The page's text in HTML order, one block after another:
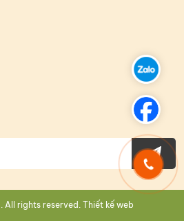
rights reserved. Thiết kế web